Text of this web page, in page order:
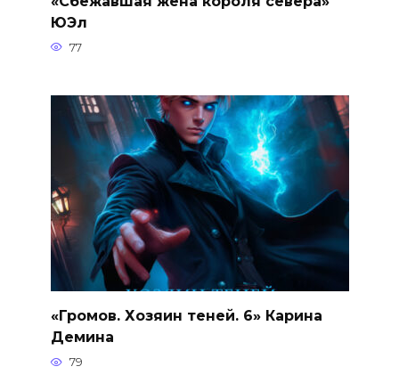
ЮЭл
77
«Громов. Хозяин теней. 6» Карина
Демина
79